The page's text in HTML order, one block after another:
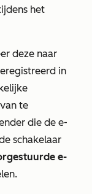
het
deze naar
in
te
die de e-
schakelaar
e-